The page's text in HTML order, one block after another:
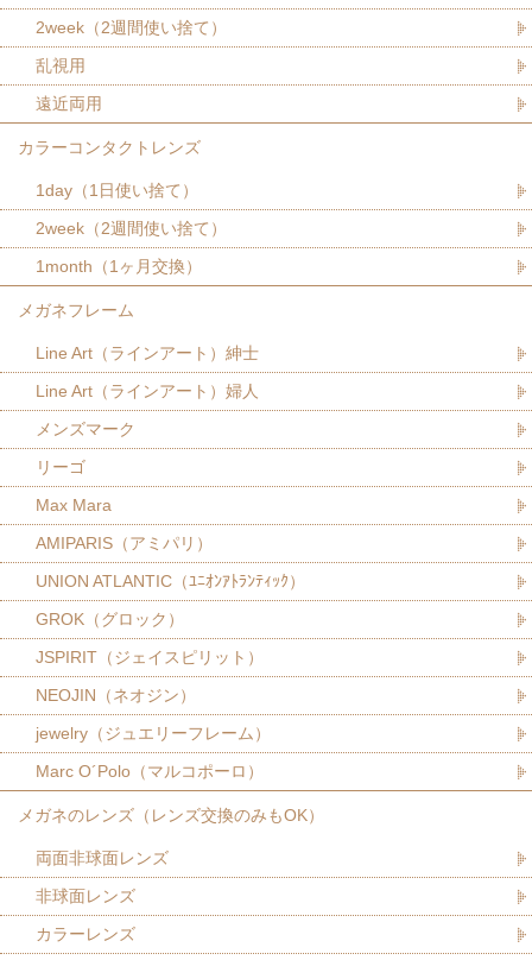
2week（2週間使い捨て）
乱視用
遠近両用
カラーコンタクトレンズ
1day（1日使い捨て）
2week（2週間使い捨て）
1month（1ヶ月交換）
メガネフレーム
Line Art（ラインアート）紳士
Line Art（ラインアート）婦人
メンズマーク
リーゴ
Max Mara
AMIPARIS（アミパリ）
UNION ATLANTIC（ﾕﾆｵﾝｱﾄﾗﾝﾃｨｯｸ）
GROK（グロック）
JSPIRIT（ジェイスピリット）
NEOJIN（ネオジン）
jewelry（ジュエリーフレーム）
Marc O´Polo（マルコポーロ）
メガネのレンズ（レンズ交換のみもOK）
両面非球面レンズ
非球面レンズ
カラーレンズ